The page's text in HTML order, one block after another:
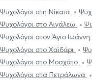
Ψυχολόγοι στη Νίκαια
Ψυχολόγοι στο Αιγάλεω
Ψυχολόγοι στον Άγιο Ιωάννη
Ψυχολόγοι στο Χαϊδάρι
Ψυχολόγοι στο Μοσχάτο
Ψυχολόγοι στα Πετράλωνα